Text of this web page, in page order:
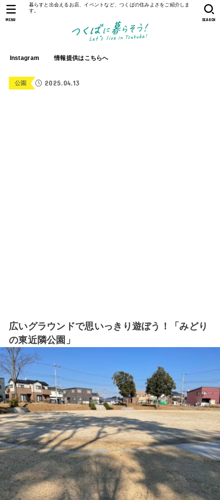
暮らすと出会えるお店、イベントなど、つくばの住みよさをご紹介しま
す。
Instagram 情報提供はこちらへ
SEARCH
MENU
公園 2025.04.13
広いグラウンドで思いっきり遊ぼう！「みどり
の東近隣公園」